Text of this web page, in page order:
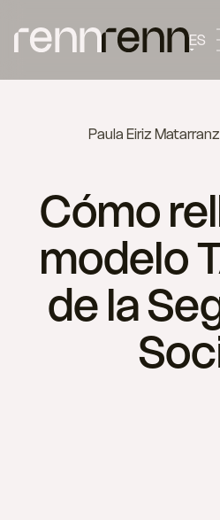
ES
Paula Eiriz Matarranz
Cómo
modelo
de la